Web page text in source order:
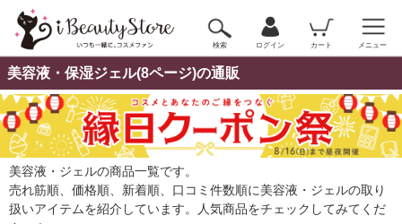
検索 ログイン カート メニュー
美容液・保湿ジェル(8ページ)の通販
美容液・ジェルの商品一覧です。
売れ筋順、価格順、新着順、口コミ件数順に美容液・ジェルの取り
扱いアイテムを紹介しています。人気商品をチェックしてみてくだ